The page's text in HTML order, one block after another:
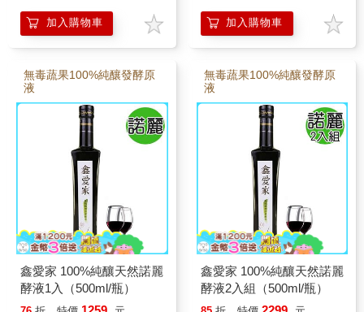
加入購物車 加入購物車
無毒蔬果100%純釀發酵原
液
鑫愛家 100%純釀天然諾麗
酵液1入（500ml/瓶）
無毒蔬果100%純釀發酵原
液
鑫愛家 100%純釀天然諾麗
酵液2入組（500ml/瓶）